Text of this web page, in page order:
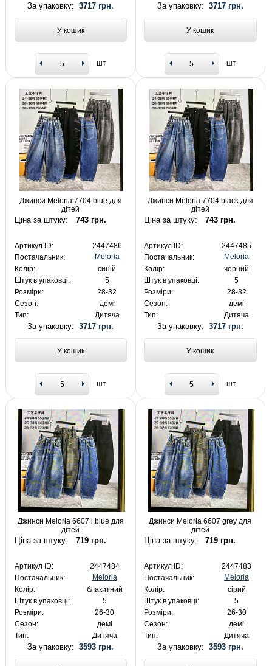
За упаковку:3717 грн.
У кошик
шт
За упаковку: 3717 грн.
У кошик
шт
Джинси Meloria 7704 blue для
дітей
Ціна за штуку: 743 грн.
Артикул ID:
2447486
Постачальник:
Meloria
Колір:
синій
Штук в упаковці:
5
Розміри:
28-32
Сезон:
демі
Тип:
Дитяча
За упаковку:3717 грн.
У кошик
шт
Джинси Meloria 7704 black для
дітей
Ціна за штуку: 743 грн.
Артикул ID:
2447485
Постачальник:
Meloria
Колір:
чорний
Штук в упаковці:
5
Розміри:
28-32
Сезон:
демі
Тип:
Дитяча
За упаковку: 3717 грн.
У кошик
шт
Джинси Meloria 6607 l.blue для
дітей
Ціна за штуку: 719 грн.
Артикул ID:
2447484
Постачальник:
Meloria
Колір:
блакитний
Штук в упаковці:
5
Розміри:
26-30
Сезон:
демі
Тип:
Дитяча
За упаковку:3593 грн.
Джинси Meloria 6607 grey для
дітей
Ціна за штуку: 719 грн.
Артикул ID:
2447483
Постачальник:
Meloria
Колір:
сірий
Штук в упаковці:
5
Розміри:
26-30
Сезон:
демі
Тип:
Дитяча
За упаковку: 3593 грн.